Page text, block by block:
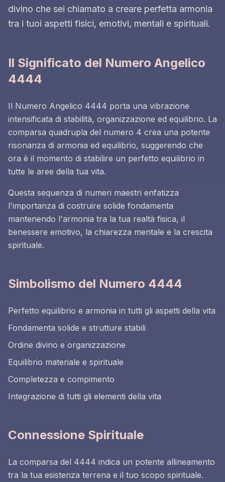
divino che sei chiamato a creare perfetta armonia
tra i tuoi aspetti fisici, emotivi, mentali e spirituali.
Il Significato del Numero Angelico
4444
Il Numero Angelico 4444 porta una vibrazione
intensificata di stabilità, organizzazione ed equilibrio. La
comparsa quadrupla del numero 4 crea una potente
risonanza di armonia ed equilibrio, suggerendo che
ora è il momento di stabilire un perfetto equilibrio in
tutte le aree della tua vita.
Questa sequenza di numeri maestri enfatizza
l'importanza di costruire solide fondamenta
mantenendo l'armonia tra la tua realtà fisica, il
benessere emotivo, la chiarezza mentale e la crescita
spirituale.
Simbolismo del Numero 4444
Perfetto equilibrio e armonia in tutti gli aspetti della vita
Fondamenta solide e strutture stabili
Ordine divino e organizzazione
Equilibrio materiale e spirituale
Completezza e compimento
Integrazione di tutti gli elementi della vita
Connessione Spirituale
La comparsa del 4444 indica un potente allineamento
tra la tua esistenza terrena e il tuo scopo spirituale.